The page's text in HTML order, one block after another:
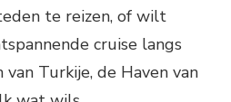
te reizen, of wilt
cruise langs
Turkije, de Haven van